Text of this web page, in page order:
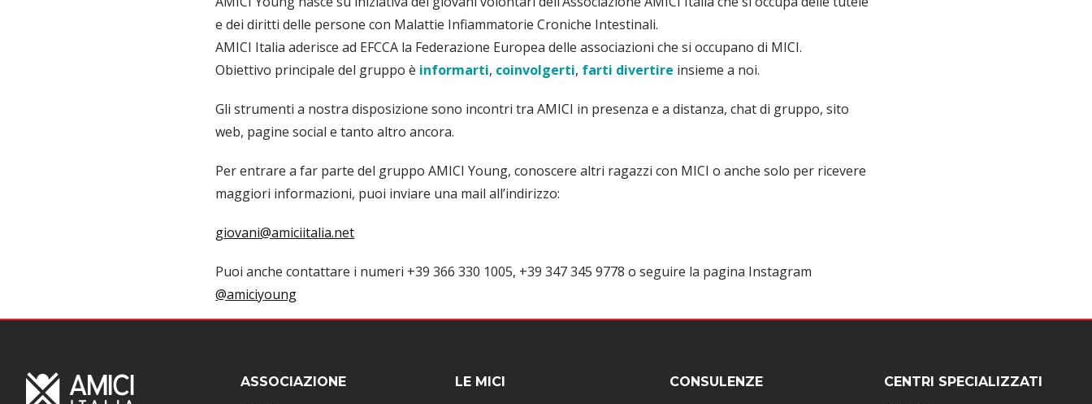
e dei diritti delle persone con Malattie Infiammatorie Croniche Intestinali.
AMICI Italia aderisce ad EFCCA la Federazione Europea delle associazioni che si occupano di MICI.
Obiettivo principale del gruppo è informarti, coinvolgerti, farti divertire insieme a noi.
Gli strumenti a nostra disposizione sono incontri tra AMICI in presenza e a distanza, chat di gruppo, sito
web, pagine social e tanto altro ancora.
Per entrare a far parte del gruppo AMICI Young, conoscere altri ragazzi con MICI o anche solo per ricevere
maggiori informazioni, puoi inviare una mail all’indirizzo:
giovani@amiciitalia.net
Puoi anche contattare i numeri +39 366 330 1005, +39 347 345 9778 o seguire la pagina Instagram
@amiciyoung
ASSOCIAZIONE
LE MICI CONSULENZE CENTRI SPECIALIZZATI